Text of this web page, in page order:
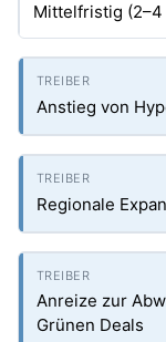
Mittelfristig (2–4
Anstieg von
Regionale
Anreize zur
Grünen Deals